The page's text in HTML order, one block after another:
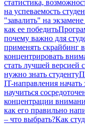
статистика,
на успеваемость
"завалить" на
как ее победить
почему важно для
применять скрайбинг
концентрировать
стать лучшей версией
нужно знать студенту
IT-направления начать
научиться
концентрации
как его правильно
– что выбрать?Как